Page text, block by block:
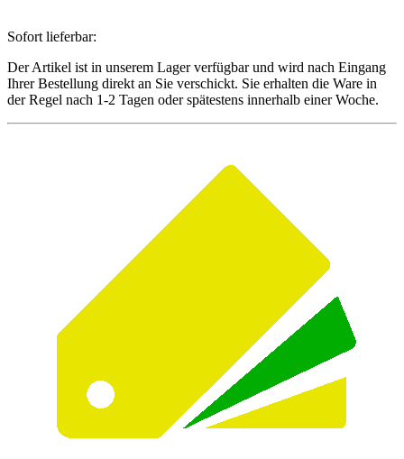
Sofort lieferbar:
Der Artikel ist in unserem Lager verfügbar und wird nach Eingang
Ihrer Bestellung direkt an Sie verschickt. Sie erhalten die Ware in
der Regel nach 1-2 Tagen oder spätestens innerhalb einer Woche.